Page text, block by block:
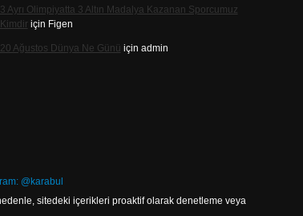
3 Ayrı Olimpiyatta 3 Altın Madalya Kazanan Sporcumuz
Kimdiriçin Figen
20 Ağustos Dünya Ne Günü için admin
@karabul
sitedeki içerikleri proaktif olarak denetleme veya